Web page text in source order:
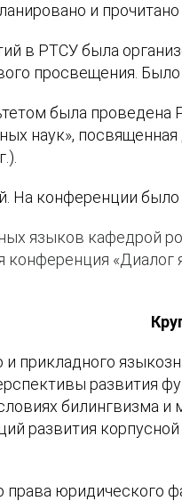
и прочитано
в РТСУ была
просвещения.
была проведена
наук»,
конференции
языков кафедрой
прикладного
развития
билингвизма
развития
права юридического